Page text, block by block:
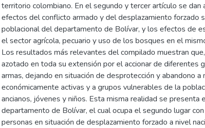
territorio colombiano. En el segundo y tercer artículo se dan
efectos del conflicto armado y del desplazamiento forzado
poblacional del departamento de Bolívar, y los efectos de
el sector agrícola, pecuario y uso de los bosques en el
Los resultados más relevantes del compilado muestran
azotado en toda su extensión por el accionar de diferentes
armas, dejando en situación de desprotección y abandono a
económicamente activas y a grupos vulnerables de la
ancianos, jóvenes y niños. Esta misma realidad se presenta
departamento de Bolívar, el cual ocupa el segundo lugar
personas en situación de desplazamiento forzado a nivel